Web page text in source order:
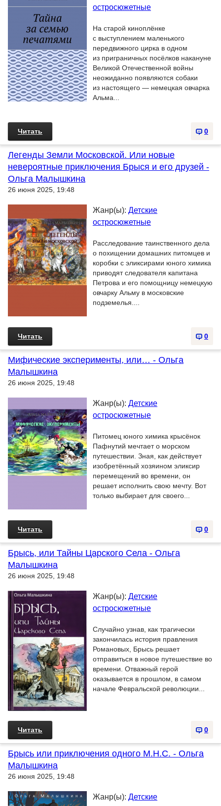
остросюжетные
На старой киноплёнке
с выступлением маленького
передвижного цирка в одном
из приграничных посёлков накануне
Великой Отечественной войны
неожиданно появляются собаки
из настоящего — немецкая овчарка
Альма...
0
Читать
Легенды Земли Московской. Или новые
невероятные приключения Брыся и его друзей -
Ольга Малышкина
26 июня 2025, 19:48
Жанр(ы): Детские
остросюжетные
Расследование таинственного дела
о похищении домашних питомцев и
коробки с эликсирами юного химика
приводят следователя капитана
Петрова и его помощницу немецкую
овчарку Альму в московские
подземелья....
0
Читать
Мифические эксперименты, или… - Ольга
Малышкина
26 июня 2025, 19:48
Жанр(ы): Детские
остросюжетные
Питомец юного химика крысёнок
Пафнутий мечтает о морском
путешествии. Зная, как действует
изобретённый хозяином эликсир
перемещений во времени, он
решает исполнить свою мечту. Вот
только выбирает для своего...
0
Читать
Брысь, или Тайны Царского Села - Ольга
Малышкина
26 июня 2025, 19:48
Жанр(ы): Детские
остросюжетные
Случайно узнав, как трагически
закончилась история правления
Романовых, Брысь решает
отправиться в новое путешествие во
времени. Отважный герой
оказывается в прошлом, в самом
начале Февральской революции...
0
Читать
Брысь или приключения одного М.Н.С. - Ольга
Малышкина
26 июня 2025, 19:48
Жанр(ы): Детские